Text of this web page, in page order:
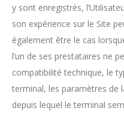
y sont enregistrés,
son expérience sur le Site
également être le cas
l’un de ses prestataires ne
compatibilité technique, le
terminal, les paramètres de
depuis lequel le terminal